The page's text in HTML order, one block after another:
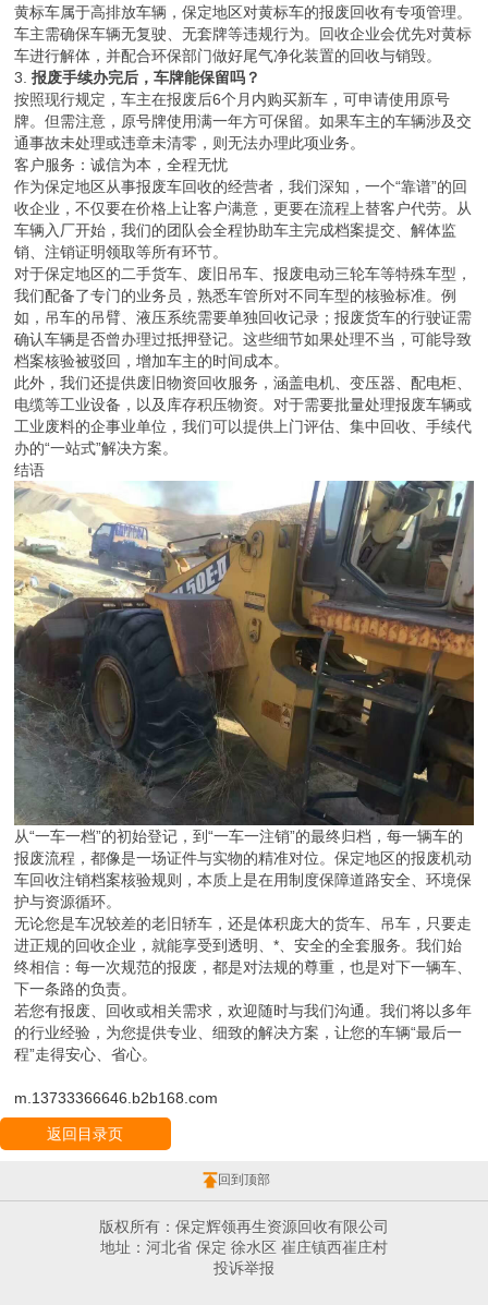
黄标车属于高排放车辆，保定地区对黄标车的报废回收有专项管理。
车主需确保车辆无复驶、无套牌等违规行为。回收企业会优先对黄标
车进行解体，并配合环保部门做好尾气净化装置的回收与销毁。
3.报废手续办完后，车牌能保留吗？
按照现行规定，车主在报废后6个月内购买新车，可申请使用原号
牌。但需注意，原号牌使用满一年方可保留。如果车主的车辆涉及交
通事故未处理或违章未清零，则无法办理此项业务。
客户服务：诚信为本，全程无忧
作为保定地区从事报废车回收的经营者，我们深知，一个“靠谱”的回
收企业，不仅要在价格上让客户满意，更要在流程上替客户代劳。从
车辆入厂开始，我们的团队会全程协助车主完成档案提交、解体监
销、注销证明领取等所有环节。
对于保定地区的二手货车、废旧吊车、报废电动三轮车等特殊车型，
我们配备了专门的业务员，熟悉车管所对不同车型的核验标准。例
如，吊车的吊臂、液压系统需要单独回收记录；报废货车的行驶证需
确认车辆是否曾办理过抵押登记。这些细节如果处理不当，可能导致
档案核验被驳回，增加车主的时间成本。
此外，我们还提供废旧物资回收服务，涵盖电机、变压器、配电柜、
电缆等工业设备，以及库存积压物资。对于需要批量处理报废车辆或
工业废料的企事业单位，我们可以提供上门评估、集中回收、手续代
办的“一站式”解决方案。
结语
从“一车一档”的初始登记，到“一车一注销”的最终归档，每一辆车的
报废流程，都像是一场证件与实物的精准对位。保定地区的报废机动
车回收注销档案核验规则，本质上是在用制度保障道路安全、环境保
护与资源循环。
无论您是车况较差的老旧轿车，还是体积庞大的货车、吊车，只要走
进正规的回收企业，就能享受到透明、*、安全的全套服务。我们始
终相信：每一次规范的报废，都是对法规的尊重，也是对下一辆车、
下一条路的负责。
若您有报废、回收或相关需求，欢迎随时与我们沟通。我们将以多年
的行业经验，为您提供专业、细致的解决方案，让您的车辆“最后一
程”走得安心、省心。
m.13733366646.b2b168.com
返回目录页
回到顶部
版权所有：保定辉领再生资源回收有限公司
地址：河北省 保定 徐水区 崔庄镇西崔庄村
投诉举报